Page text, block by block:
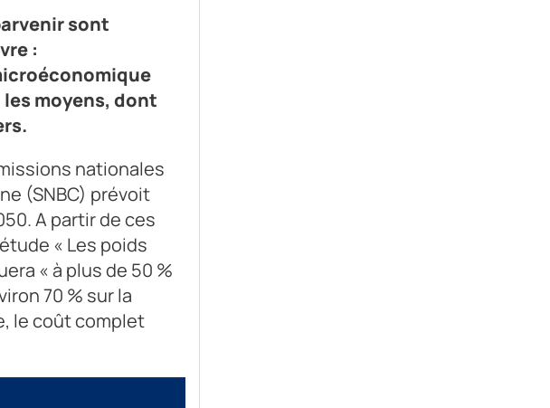
sont
:
moyens, dont
nationales
(SNBC) prévoit
A partir de ces
« Les poids
« à plus de 50 %
70 % sur la
le coût complet